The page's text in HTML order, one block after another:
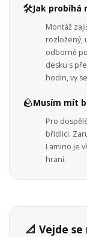
🛠️Jak probíhá
Montáž
rozložený,
odborně
desku s
hodin, vy
🪨Musím mít
Pro
břidlici.
Lamino je
hraní.
📐 Vejde